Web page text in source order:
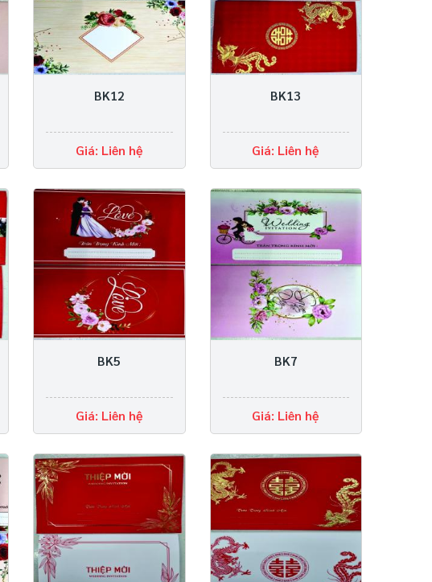
BK12
Giá: Liên hệ
BK13
Giá: Liên hệ
BK5
Giá: Liên hệ
BK7
Giá: Liên hệ